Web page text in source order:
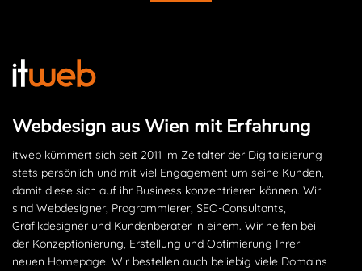
Webdesign aus Wien mit Erfahrung
itweb kümmert sich seit 2011 im Zeitalter der Digitalisierung
stets persönlich und mit viel Engagement um seine Kunden,
damit diese sich auf ihr Business konzentrieren können. Wir
sind Webdesigner, Programmierer, SEO-Consultants,
Grafikdesigner und Kundenberater in einem. Wir helfen bei
der Konzeptionierung, Erstellung und Optimierung Ihrer
neuen Homepage. Wir bestellen auch beliebig viele Domains